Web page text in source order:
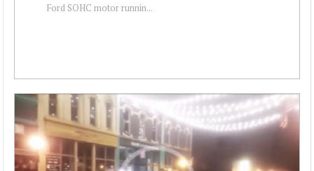
Ford SOHC motor runnin...